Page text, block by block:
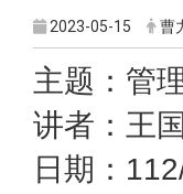
2023-05-15 曹
主题：管
讲者：王
日期：